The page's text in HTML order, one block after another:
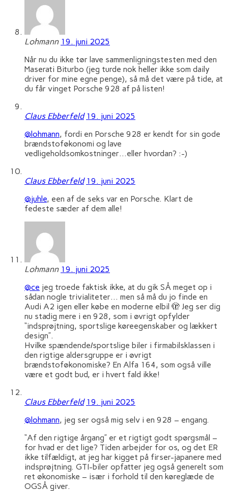
Lohmann 19. juni 2025
Når nu du ikke tør lave sammenligningstesten med den
Maserati Biturbo (jeg turde nok heller ikke som daily
driver for mine egne penge), så må det være på tide, at
du får vinget Porsche 928 af på listen!
Claus Ebberfeld 19. juni 2025
@lohmann, fordi en Porsche 928 er kendt for sin gode
brændstoføkonomi og lave
vedligeholdsomkostninger…eller hvordan? :-)
Claus Ebberfeld 19. juni 2025
@juhle, een af de seks var en Porsche. Klart de
fedeste sæder af dem alle!
Lohmann 19. juni 2025
@ce jeg troede faktisk ikke, at du gik SÅ meget op i
sådan nogle trivialiteter… men så må du jo finde en
Audi A2 igen eller købe en moderne elbil 🫣 Jeg ser dig
nu stadig mere i en 928, som i øvrigt opfylder
“indsprøjtning, sportslige køreegenskaber og lækkert
design”.
Hvilke spændende/sportslige biler i firmabilsklassen i
den rigtige aldersgruppe er i øvrigt
brændstoføkonomiske? En Alfa 164, som også ville
være et godt bud, er i hvert fald ikke!
Claus Ebberfeld 19. juni 2025
@lohmann, jeg ser også mig selv i en 928 – engang.
“Af den rigtige årgang” er et rigtigt godt spørgsmål –
for hvad er det lige? Tiden arbejder for os, og det ER
ikke tilfældigt, at jeg har kigget på firser-japanere med
indsprøjtning. GTI-biler opfatter jeg også generelt som
ret økonomiske – især i forhold til den køreglæde de
OGSÅ giver.